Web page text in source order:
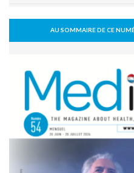
Le Luxembourg se prépare à
européen des données de
08 juillet 2026 - 11:18
L’arthrodèse sacro-iliaque
risque de PTH
07 juillet 2026 - 09:47
Activité physique: bénéfice
nécessairement pour le
07 juillet 2026 - 09:39
Comment une alimentation
AU SOMMAIRE DE CE